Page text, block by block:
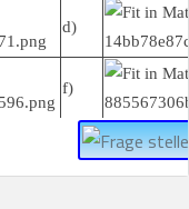
d)
f)